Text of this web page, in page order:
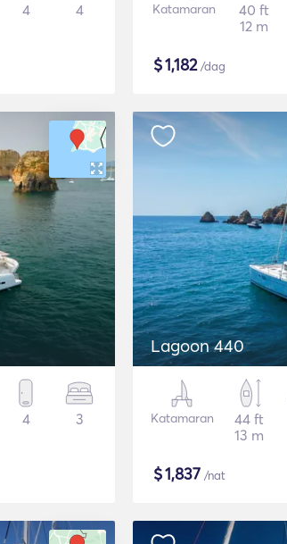
4 4 Katamaran
40 ft
12 m
$1,182/dag
4 3
Lagoon 440
Katamaran
44 ft
13 m
$1,837 /nat